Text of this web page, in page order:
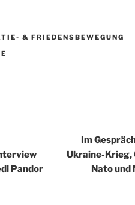
& FRIEDENSBEWEGUNG
Pandor
Im
Ukraine-Krieg,
Nato und